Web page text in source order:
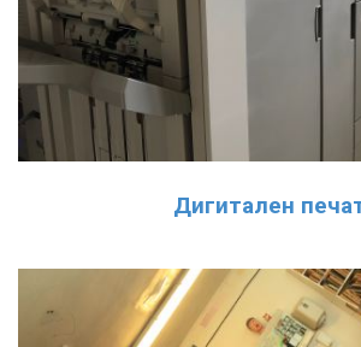
Дигитален